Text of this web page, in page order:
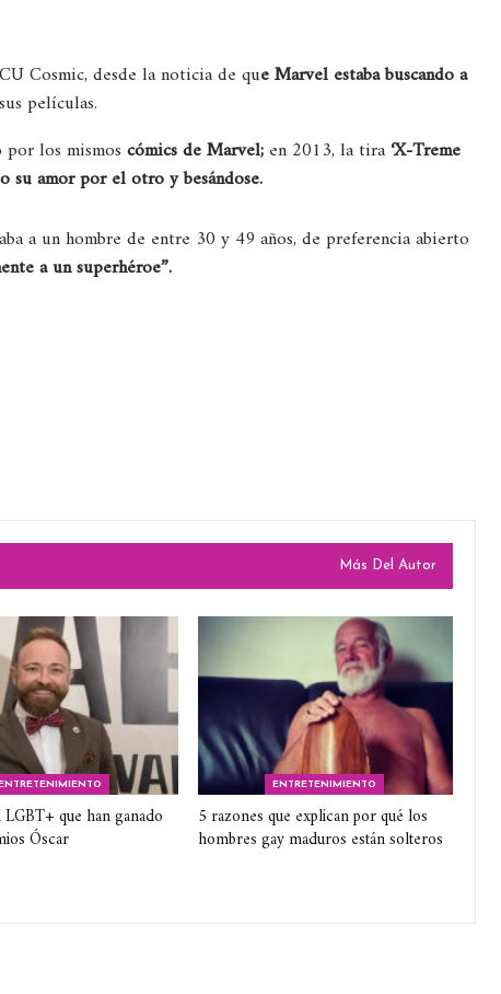
Cosmic, desde la noticia de que Marvel estaba buscando a
películas.
los mismos cómics de Marvel; en 2013, la tira ‘X-Treme
su amor por el otro y besándose.
a un hombre de entre 30 y 49 años, de preferencia abierto
a un superhéroe”.
Más Del Autor
ENTRETENIMIENTO
que han ganado
Óscar
ENTRETENIMIENTO
5 razones que explican por qué los
hombres gay maduros están solteros